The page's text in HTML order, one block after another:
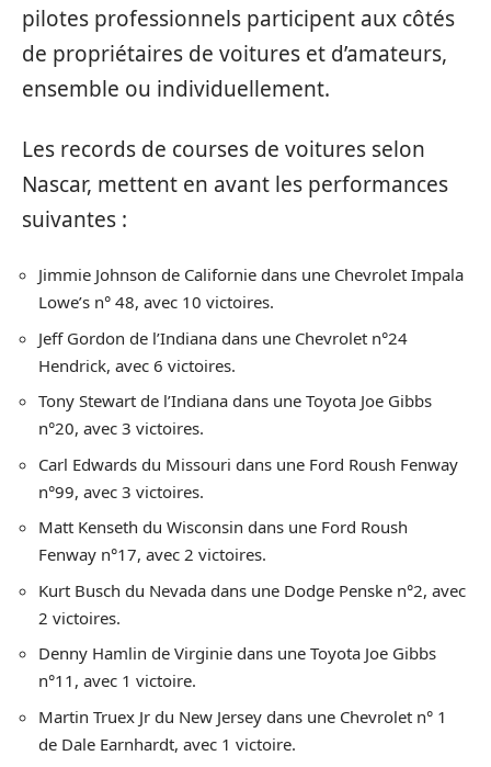
pilotes professionnels participent aux côtés
de propriétaires de voitures et d’amateurs,
ensemble ou individuellement.
Les records de courses de voitures selon
Nascar, mettent en avant les performances
suivantes :
Jimmie Johnson de Californie dans une Chevrolet Impala
Lowe’s n° 48, avec 10 victoires.
Jeff Gordon de l’Indiana dans une Chevrolet n°24
Hendrick, avec 6 victoires.
Tony Stewart de l’Indiana dans une Toyota Joe Gibbs
n°20, avec 3 victoires.
Carl Edwards du Missouri dans une Ford Roush Fenway
n°99, avec 3 victoires.
Matt Kenseth du Wisconsin dans une Ford Roush
Fenway n°17, avec 2 victoires.
Kurt Busch du Nevada dans une Dodge Penske n°2, avec
2 victoires.
Denny Hamlin de Virginie dans une Toyota Joe Gibbs
n°11, avec 1 victoire.
Martin Truex Jr du New Jersey dans une Chevrolet n° 1
de Dale Earnhardt, avec 1 victoire.